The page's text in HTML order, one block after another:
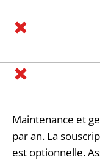
Maintenance et
par an. La
est optionnelle.